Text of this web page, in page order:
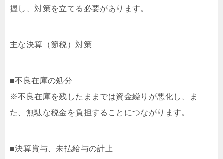
握し、対策を立てる必要があります。
主な決算（節税）対策
■不良在庫の処分
※不良在庫を残したままでは資金繰りが悪化し、ま
た、無駄な税金を負担することにつながります。
■決算賞与、未払給与の計上